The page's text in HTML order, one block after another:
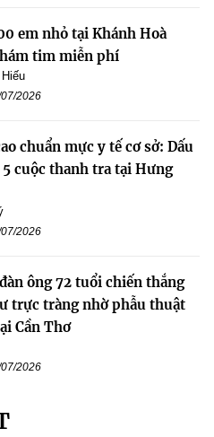
em nhỏ tại Khánh Hoà
tim miễn phí
2026
chuẩn mực y tế cơ sở: Dấu
5 cuộc thanh tra tại Hưng
2026
ông 72 tuổi chiến thắng
trực tràng nhờ phẫu thuật
Cần Thơ
2026